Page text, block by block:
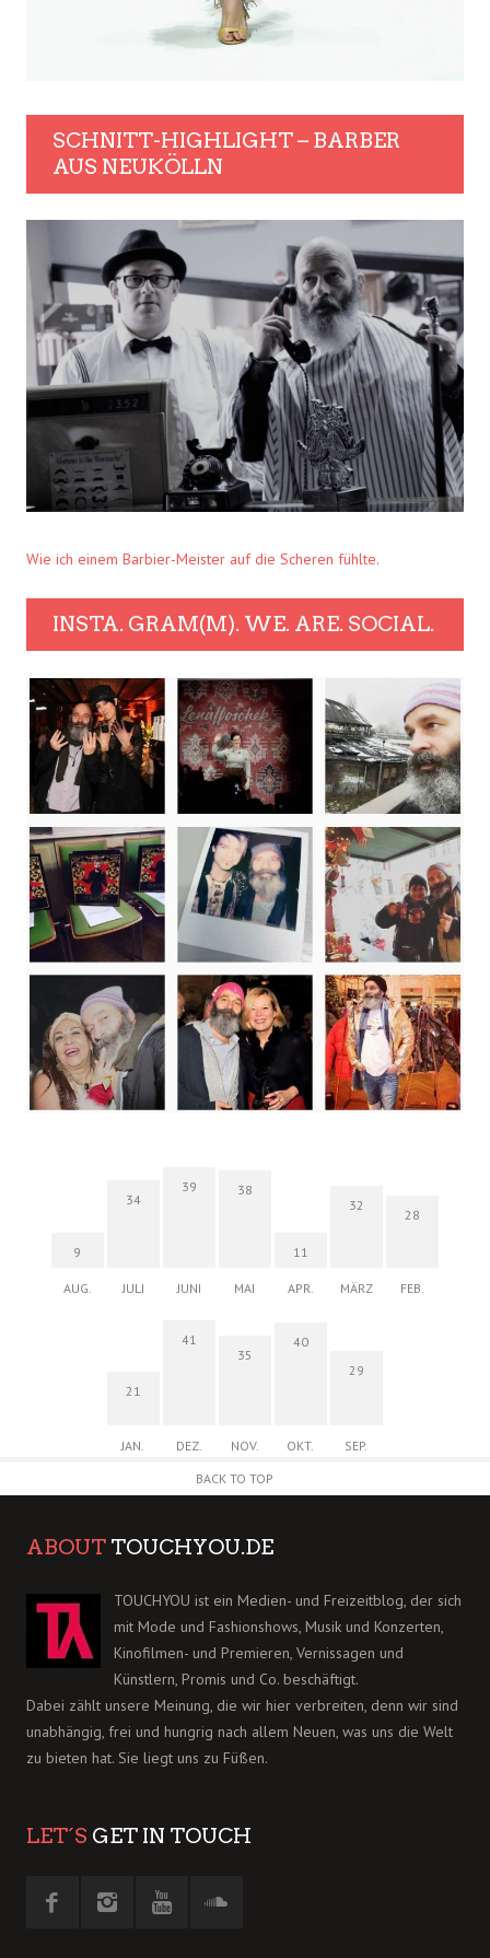
SCHNITT-HIGHLIGHT – BARBER
AUS NEUKÖLLN
Wie ich einem Barbier-Meister auf die Scheren fühlte.
INSTA. GRAM(M). WE. ARE. SOCIAL.
9
AUG.
34
JULI
39
JUNI
38
MAI
11
APR.
32
MÄRZ
28
FEB.
21
JAN.
41
DEZ.
35
NOV.
40
OKT.
29
SEP.
BACK TO TOP
ABOUT TOUCHYOU.DE
TOUCHYOU ist ein Medien- und Freizeitblog, der sich
mit Mode und Fashionshows, Musik und Konzerten,
Kinofilmen- und Premieren, Vernissagen und
Künstlern, Promis und Co. beschäftigt.
Dabei zählt unsere Meinung, die wir hier verbreiten, denn wir sind
unabhängig, frei und hungrig nach allem Neuen, was uns die Welt
zu bieten hat. Sie liegt uns zu Füßen.
LET´S GET IN TOUCH